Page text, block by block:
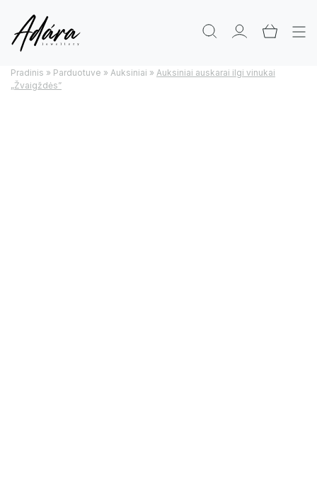
Pradinis » Parduotuve » Auksiniai » Auksiniai auskarai ilgi vinukai
„Žvaigždės”